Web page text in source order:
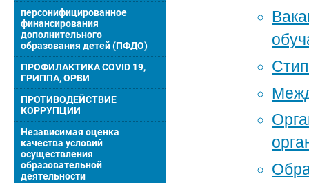
персонифицированное
финансирования
дополнительного
образования детей (ПФДО)
ПРОФИЛАКТИКА COVID 19,
ГРИППА, ОРВИ
ПРОТИВОДЕЙСТВИЕ
КОРРУПЦИИ
Независимая оценка
качества условий
осуществления
образовательной
деятельности